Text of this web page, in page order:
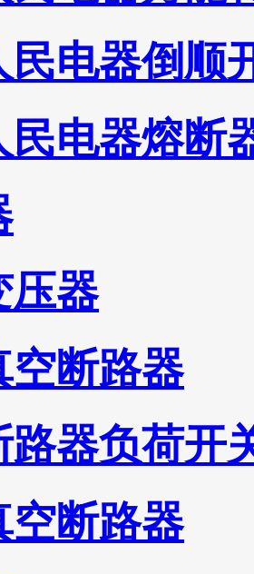
民电器倒顺
民电器熔断
压器
空断路器
路器负荷开
空断路器